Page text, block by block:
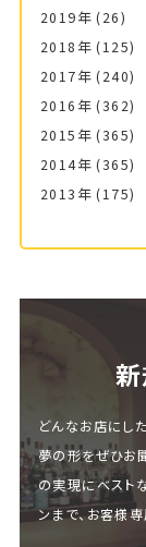
2019年 (26)
2018年 (125)
2017年 (240)
2016年 (362)
2015年 (365)
2014年 (365)
2013年 (175)
どんなお店にし
夢の形をぜひお
の実現にベスト
ンまで、お客様